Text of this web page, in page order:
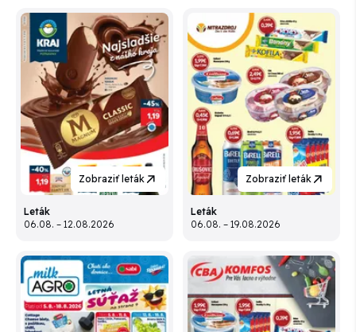
Zobraziť leták
Leták
06.08. – 12.08.2026
Zobraziť leták
Leták
06.08. – 19.08.2026